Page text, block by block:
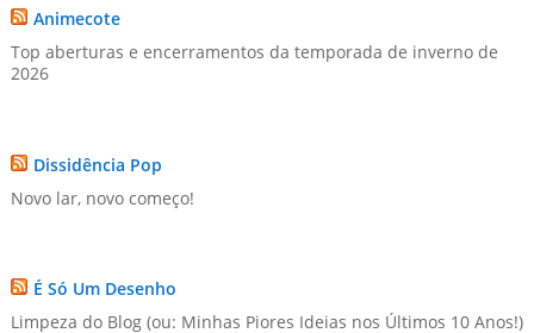
Animecote
Top aberturas e encerramentos da temporada de inverno de
2026
Dissidência Pop
Novo lar, novo começo!
É Só Um Desenho
Limpeza do Blog (ou: Minhas Piores Ideias nos Últimos 10 Anos!)